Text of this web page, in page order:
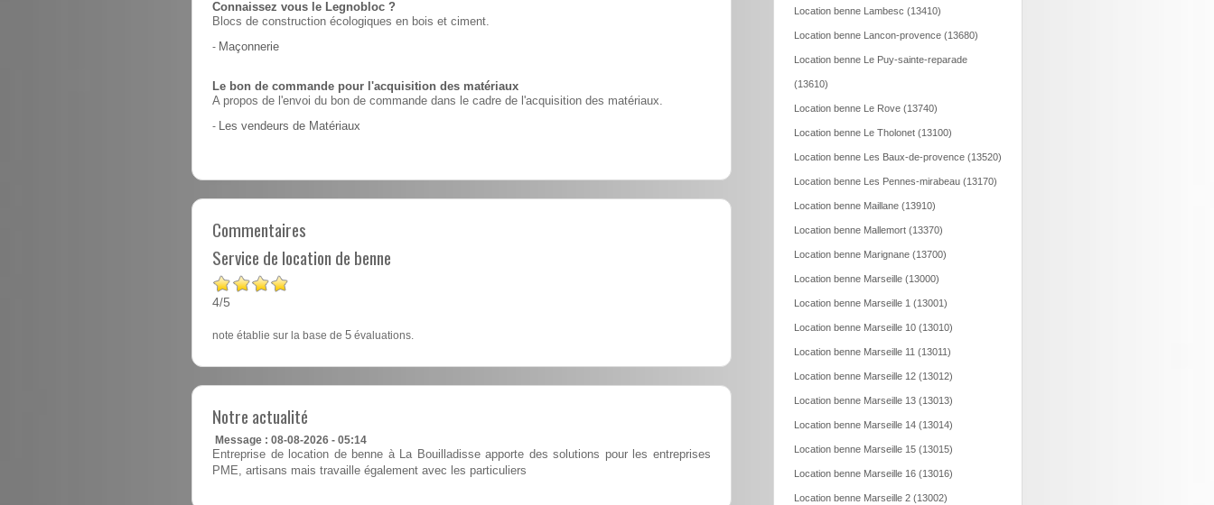
Connaissez vous le Legnobloc ?
Blocs de construction écologiques en bois et ciment.
- Maçonnerie
Le bon de commande pour l'acquisition des matériaux
A propos de l'envoi du bon de commande dans le cadre de l'acquisition des matériaux.
- Les vendeurs de Matériaux
Commentaires
Service de location de benne
4/5
note établie sur la base de 5 évaluations.
Notre actualité
Message : 08-08-2026 - 05:14
Entreprise de location de benne à La Bouilladisse apporte des solutions pour les entreprises
PME, artisans mais travaille également avec les particuliers
Location benne Lambesc (13410)
Location benne Lancon-provence (13680)
Location benne Le Puy-sainte-reparade
(13610)
Location benne Le Rove (13740)
Location benne Le Tholonet (13100)
Location benne Les Baux-de-provence (13520)
Location benne Les Pennes-mirabeau (13170)
Location benne Maillane (13910)
Location benne Mallemort (13370)
Location benne Marignane (13700)
Location benne Marseille (13000)
Location benne Marseille 1 (13001)
Location benne Marseille 10 (13010)
Location benne Marseille 11 (13011)
Location benne Marseille 12 (13012)
Location benne Marseille 13 (13013)
Location benne Marseille 14 (13014)
Location benne Marseille 15 (13015)
Location benne Marseille 16 (13016)
Location benne Marseille 2 (13002)